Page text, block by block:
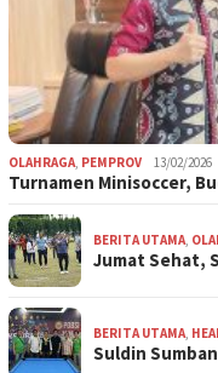
OLAHRAGA, PEMPROV 13/02/2026
Turnamen Minisoccer,
BERITA UTAMA,
Jumat Sehat,
BERITA UTAMA,
Suldin